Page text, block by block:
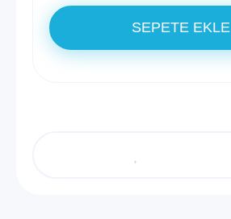
SEPETE EKLE